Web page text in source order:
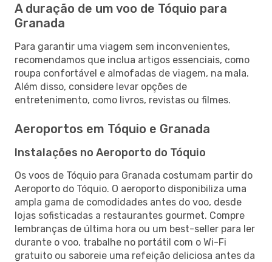
A duração de um voo de Tóquio para
Granada
Para garantir uma viagem sem inconvenientes,
recomendamos que inclua artigos essenciais, como
roupa confortável e almofadas de viagem, na mala.
Além disso, considere levar opções de
entretenimento, como livros, revistas ou filmes.
Aeroportos em Tóquio e Granada
Instalações no Aeroporto do Tóquio
Os voos de Tóquio para Granada costumam partir do
Aeroporto do Tóquio. O aeroporto disponibiliza uma
ampla gama de comodidades antes do voo, desde
lojas sofisticadas a restaurantes gourmet. Compre
lembranças de última hora ou um best-seller para ler
durante o voo, trabalhe no portátil com o Wi-Fi
gratuito ou saboreie uma refeição deliciosa antes da